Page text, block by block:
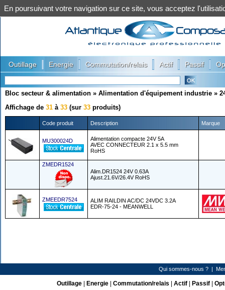
Outillage Energie Commutation/relais Actif Passif
Bloc secteur & alimentation » Alimentation d'équipement industrie »
Affichage de 31 à 33 (sur 33 produits)
Code produit Description Marque
MU300024D
Alimentation compacte 24V 5A
AVEC CONNECTEUR 2.1 x 5.5 mm
RoHS
ZMEDR1524
Alim.DR1524 24V 0.63A
Ajust.21.6V/26.4V RoHS
ZMEEDR7524
ALIM RAILDIN AC/DC 24VDC 3.2A
EDR-75-24 - MEANWELL
Qui sommes-nous ?|
Outillage| Energie| Commutation/relais Actif| Passif|
En poursuivant votre navigation sur ce site, vous acceptez